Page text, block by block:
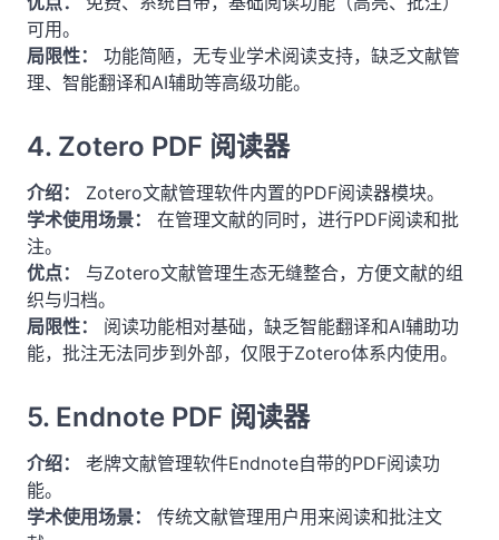
可用。
局限性：
功能简陋，无专业学术阅读支持，缺乏文献管
理、智能翻译和AI辅助等高级功能。
4. Zotero PDF 阅读器
介绍：
Zotero文献管理软件内置的PDF阅读器模块。
学术使用场景：
在管理文献的同时，进行PDF阅读和批
注。
优点：
与Zotero文献管理生态无缝整合，方便文献的组
织与归档。
局限性：
阅读功能相对基础，缺乏智能翻译和AI辅助功
能，批注无法同步到外部，仅限于Zotero体系内使用。
5. Endnote PDF 阅读器
介绍：
老牌文献管理软件Endnote自带的PDF阅读功
能。
学术使用场景：
传统文献管理用户用来阅读和批注文